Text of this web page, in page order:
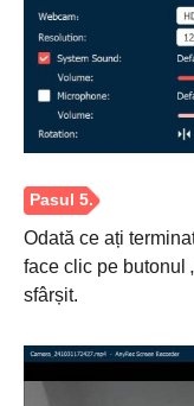
Odată ce ați
face clic pe butonul
sfârșit.